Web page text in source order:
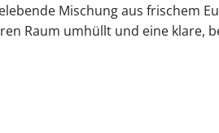
Mischung aus frischem
Raum umhüllt und eine klare,